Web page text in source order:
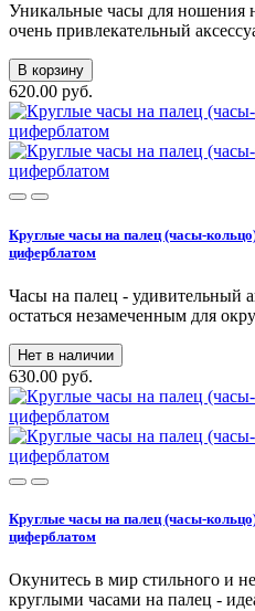
Уникальные часы для ношения
очень привлекательный
В корзину
620.00 руб.
Круглые часы на палец (часы-
циферблатом
Часы на палец - удивительный
остаться незамеченным для
Нет в наличии
630.00 руб.
Круглые часы на палец (часы-
циферблатом
Окунитесь в мир стильного и
круглыми часами на палец -